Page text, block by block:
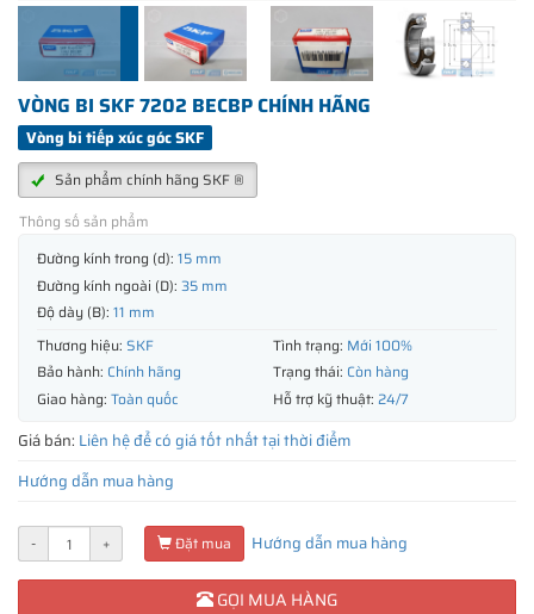
VÒNG BI SKF 7202 BECBP CHÍNH HÃNG
Vòng bi tiếp xúc góc SKF
Sản phẩm chính hãng SKF ®
Thông số sản phẩm
Đường kính trong (d): 15 mm
Đường kính ngoài (D): 35 mm
Độ dày (B): 11 mm
Thương hiệu: SKF Tình trạng: Mới 100%
Bảo hành: Chính hãng Trạng thái: Còn hàng
Giao hàng: Toàn quốc Hỗ trợ kỹ thuật: 24/7
Giá bán: Liên hệ để có giá tốt nhất tại thời điểm
Hướng dẫn mua hàng
- + Đặt mua Hướng dẫn mua hàng
GỌI MUA HÀNG